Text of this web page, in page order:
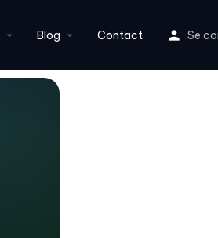
Blog Contact Se